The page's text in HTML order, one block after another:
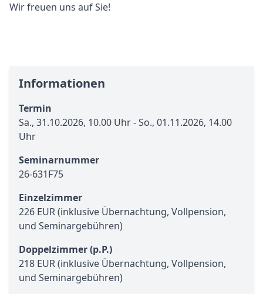
Wir freuen uns auf Sie!
Informationen
Termin
Sa., 31.10.2026, 10.00 Uhr - So., 01.11.2026, 14.00
Uhr
Seminarnummer
26-631F75
Einzelzimmer
226 EUR (inklusive Übernachtung, Vollpension,
und Seminargebühren)
Doppelzimmer (p.P.)
218 EUR (inklusive Übernachtung, Vollpension,
und Seminargebühren)